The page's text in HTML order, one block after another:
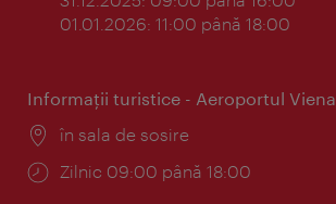
01.01.2026: 11:00 până 18:00
Informaţii turistice - Aeroportul Viena
Locul:
în sala de sosire
Program:
Zilnic 09:00 până 18:00